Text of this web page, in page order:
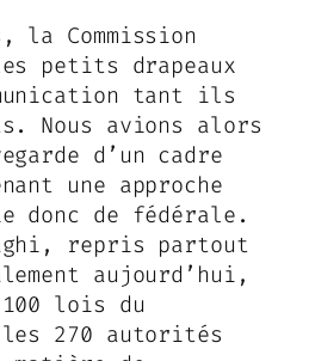
Commission
petits drapeaux
tant ils
Nous avions alors
d’un cadre
une approche
donc de fédérale.
repris partout
aujourd’hui,
lois du
les 270 autorités